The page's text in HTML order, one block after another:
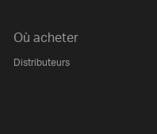
Où acheter
Distributeurs